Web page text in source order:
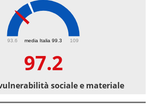
media Italia 99.3
93.6 109
97.2
sociale e materiale